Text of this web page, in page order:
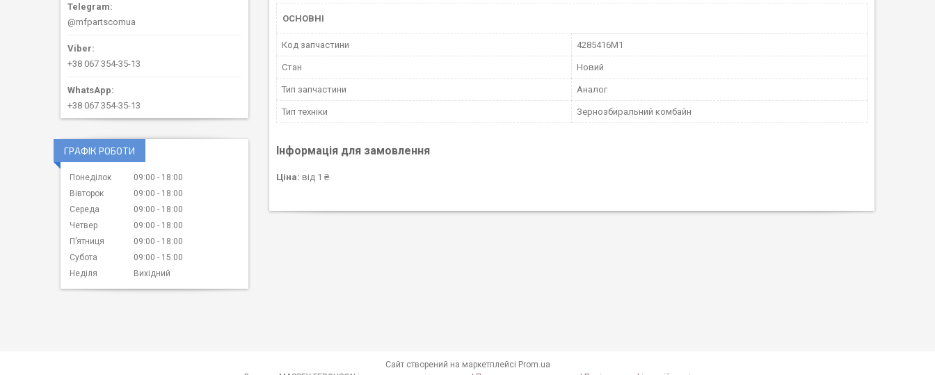
ОСНОВНІ
Код запчастини 4285416M1
Стан Новий
Тип запчастини Аналог
Тип техніки Зернозбиральний комбайн
Інформація для замовлення
Ціна: від 1 ₴
@mfpartscomua
+38 067 354-35-13
+38 067 354-35-13
ГРАФІК РОБОТИ
Понеділок 09:00
18:00
Вівторок
09:00
18:00
Середа
09:00
18:00
Четвер
09:00
18:00
Пʼятниця
09:00
18:00
Субота
09:00
15:00
Неділя
Вихідний
Сайт створений на маркетплейсі Prom.ua